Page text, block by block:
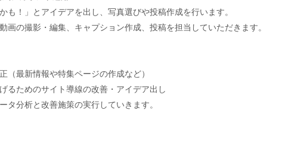
も！」とアイデアを出し、写真選びや投稿作成を行います。
画の撮影・編集、キャプション作成、投稿を担当していただきます。
（最新情報や特集ページの作成など）
るためのサイト導線の改善・アイデア出し
タ分析と改善施策の実行していきます。